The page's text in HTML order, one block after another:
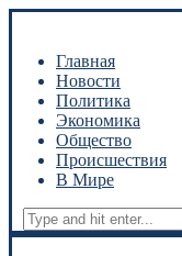
Главная
Новости
Политика
Экономика
Общество
Происшествия
В Мире